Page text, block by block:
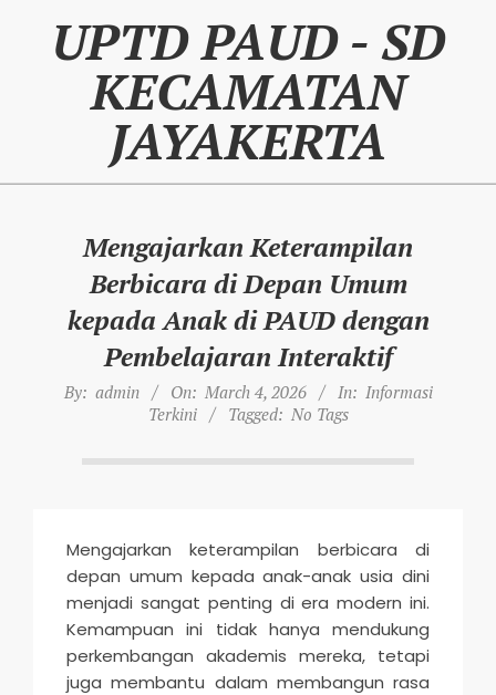
contentUPTD PAUD - SD
KECAMATAN
JAYAKERTA
Mengajarkan Keterampilan
Berbicara di Depan Umum
kepada Anak di PAUD dengan
Pembelajaran Interaktif
By: admin On: March 4, 2026 In: Informasi
Terkini
Tagged: No Tags
Mengajarkan keterampilan berbicara di
depan umum kepada anak-anak usia dini
menjadi sangat penting di era modern ini.
Kemampuan ini tidak hanya mendukung
perkembangan akademis mereka, tetapi
juga membantu dalam membangun rasa